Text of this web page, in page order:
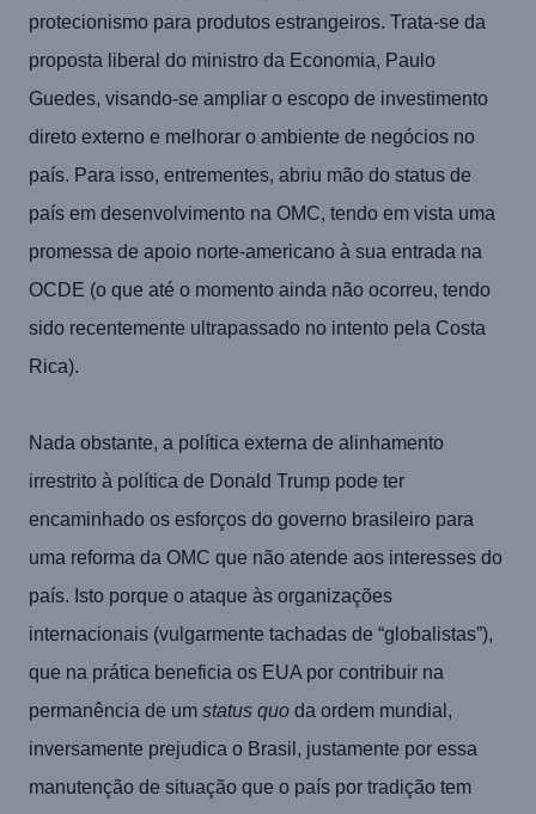
protecionismo para produtos estrangeiros. Trata-se da
proposta liberal do ministro da Economia, Paulo
Guedes, visando-se ampliar o escopo de investimento
direto externo e melhorar o ambiente de negócios no
país. Para isso, entrementes, abriu mão do status de
país em desenvolvimento na OMC, tendo em vista uma
promessa de apoio norte-americano à sua entrada na
OCDE (o que até o momento ainda não ocorreu, tendo
sido recentemente ultrapassado no intento pela Costa
Rica).
Nada obstante, a política externa de alinhamento
irrestrito à política de Donald Trump pode ter
encaminhado os esforços do governo brasileiro para
uma reforma da OMC que não atende aos interesses do
país. Isto porque o ataque às organizações
internacionais (vulgarmente tachadas de “globalistas”),
que na prática beneficia os EUA por contribuir na
permanência de um status quo da ordem mundial,
inversamente prejudica o Brasil, justamente por essa
manutenção de situação que o país por tradição tem